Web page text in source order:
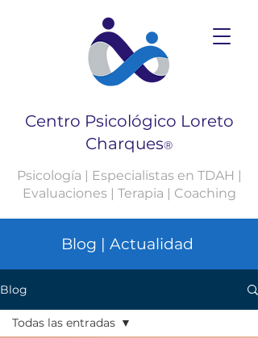
Centro Psicológico Loreto
Charques®
Psicología | Especialistas en TDAH |
Evaluaciones | Terapia | Coaching
Blog | Actualidad
Blog
Todas las entradas